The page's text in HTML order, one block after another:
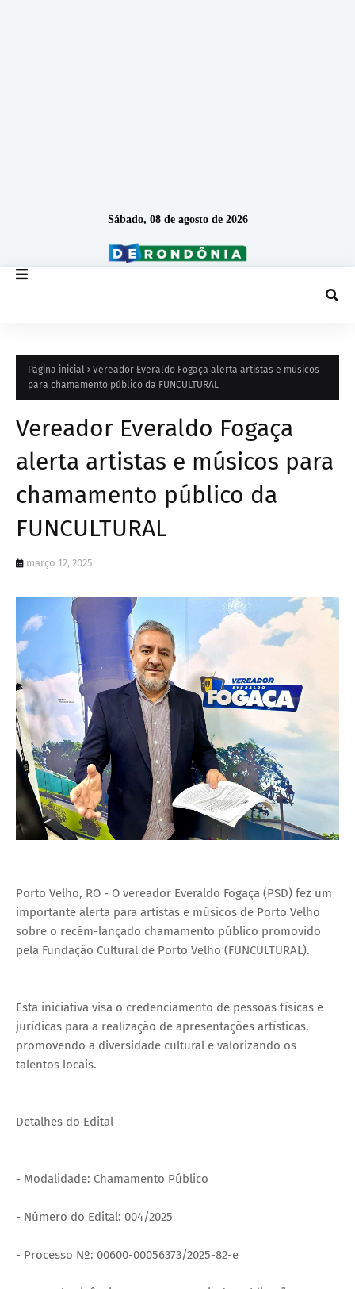
Sábado, 08 de agosto de 2026
Página inicial
Vereador Everaldo Fogaça alerta artistas e músicos
para chamamento público da FUNCULTURAL
Vereador Everaldo Fogaça
alerta artistas e músicos para
chamamento público da
FUNCULTURAL
março 12, 2025
Porto Velho, RO - O vereador Everaldo Fogaça (PSD) fez um
importante alerta para artistas e músicos de Porto Velho
sobre o recém-lançado chamamento público promovido
pela Fundação Cultural de Porto Velho (FUNCULTURAL).
Esta iniciativa visa o credenciamento de pessoas físicas e
jurídicas para a realização de apresentações artísticas,
promovendo a diversidade cultural e valorizando os
talentos locais.
Detalhes do Edital
- Modalidade: Chamamento Público
- Número do Edital: 004/2025
- Processo Nº: 00600-00056373/2025-82-e